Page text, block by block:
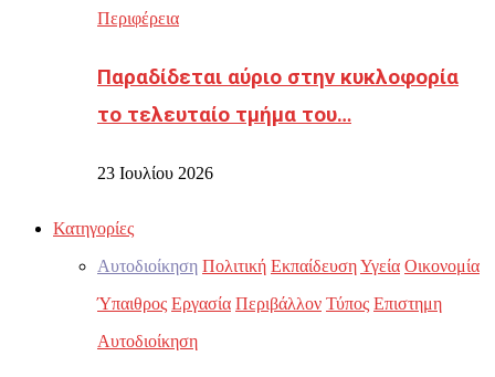
Περιφέρεια
Παραδίδεται αύριο στην κυκλοφορία
το τελευταίο τμήμα του…
23 Ιουλίου 2026
Κατηγορίες
Αυτοδιοίκηση Πολιτική ΕκπαίδευσηΥγεία Οικονομία
Ύπαιθρος Εργασία Περιβάλλον Τύπος Επιστημη
Αυτοδιοίκηση